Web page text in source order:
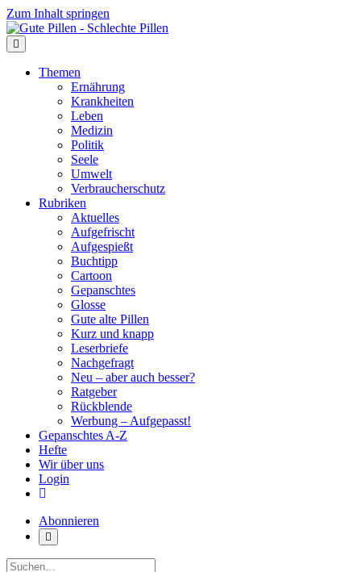
Zum Inhalt springen
Themen
Ernährung
Krankheiten
Leben
Medizin
Politik
Seele
Umwelt
Verbraucherschutz
Rubriken
Aktuelles
Aufgefrischt
Aufgespießt
Buchtipp
Cartoon
Gepanschtes
Glosse
Gute alte Pillen
Kurz und knapp
Leserbriefe
Nachgefragt
Neu – aber auch besser?
Ratgeber
Rückblende
Werbung – Aufgepasst!
Gepanschtes A-Z
Hefte
Wir über uns
Login
Abonnieren
Suche: